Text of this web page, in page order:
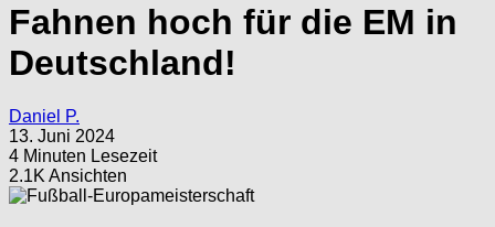
Fahnen hoch für die EM in
Deutschland!
Daniel P.
13. Juni 2024
4 Minuten Lesezeit
2.1K Ansichten